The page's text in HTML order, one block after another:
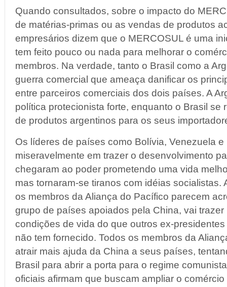
Quando consultados, sobre o impacto do
de matérias-primas ou as vendas de produtos
empresários dizem que o MERCOSUL é uma
tem feito pouco ou nada para melhorar o
membros. Na verdade, tanto o Brasil como a
guerra comercial que ameaça danificar os
entre parceiros comerciais dos dois países. A
política protecionista forte, enquanto o Brasil se
de produtos argentinos para os seus
Os líderes de países como Bolívia, Venezuela
miseravelmente em trazer o desenvolvimento
chegaram ao poder prometendo uma vida
mas tornaram-se tiranos com idéias socialistas.
os membros da Aliança do Pacífico parecem
grupo de países apoiados pela China, vai
condições de vida do que outros ex-
não tem fornecido. Todos os membros da
atrair mais ajuda da China a seus países,
Brasil para abrir a porta para o regime
oficiais afirmam que buscam ampliar o